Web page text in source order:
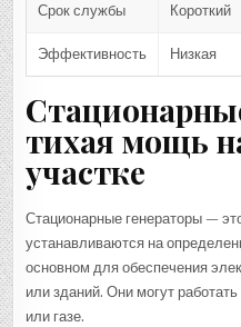
Срок службы Короткий
Эффективность Низкая
тихая мощь
участке
Стационарные генераторы —
устанавливаются на
основном для обеспечения
или зданий. Они могут
или газе.